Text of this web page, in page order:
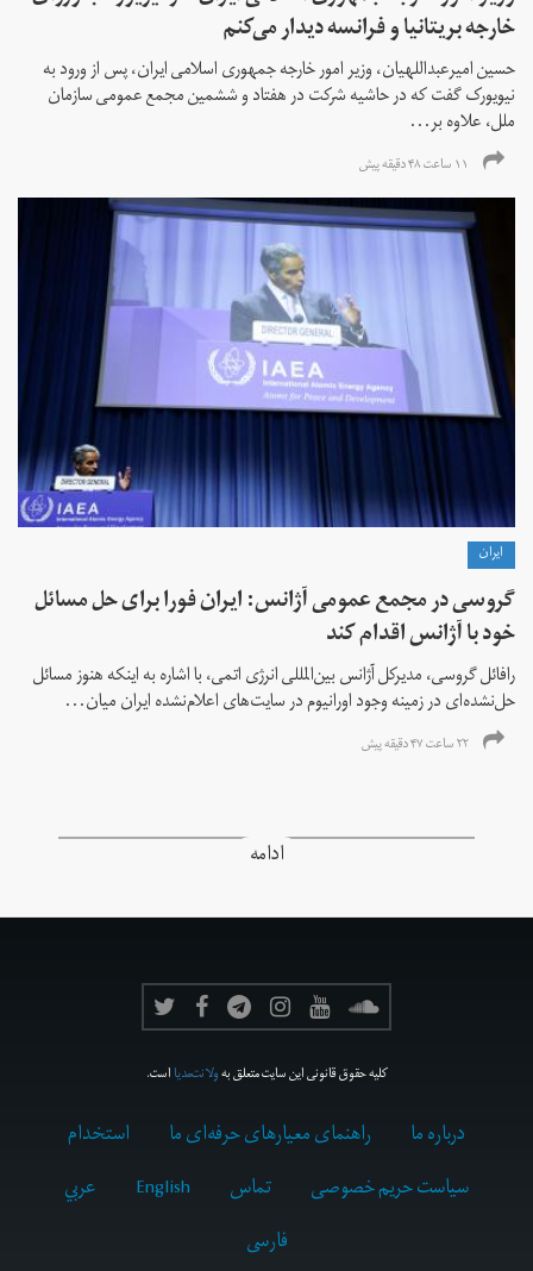
خارجه بریتانیا و فرانسه دیدار می‌کنم
حسین امیرعبداللهیان، وزیر امور خارجه جمهوری اسلامی ایران، پس از ورود به
نیویورک گفت که در حاشیه شرکت در هفتاد و ششمین مجمع عمومی سازمان
ملل، علاوه بر...
۱۱ ساعت ۴۸ دقیقه پیش
ايران
گروسی در مجمع عمومی آژانس: ایران فورا برای حل مسائل
خود با آژانس اقدام کند
رافائل گروسی، مدیرکل آژانس بین‌المللی انرژی اتمی، با اشاره به اینکه هنوز مسائل
حل‌نشده‌ای در زمینه وجود اورانیوم در سایت‌های اعلام‌نشده ایران میان...
۲۲ ساعت ۴۷ دقیقه پیش
ادامه
کلیه حقوق قانونی این سایت متعلق بهولانت‌مدیااست.
درباره ما راهنمای معیارهای حرفه‌ای ما
استخدام
سیاست حریم خصوصی
تماس English
عربي
فارسى